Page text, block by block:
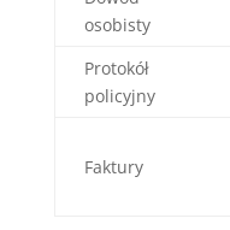
osobisty
Protokół
policyjny
Faktury